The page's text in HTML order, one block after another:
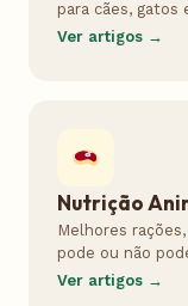
para cães, gatos
Ver artigos →
Nutrição
Melhores
pode ou não
Ver artigos →